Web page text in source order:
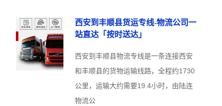
西安到丰顺县货运专线-物流公司一
站直达「按时送达」
西安到丰顺县物流专线是一条连接西安
和丰顺县的货物运输线路，全程约1730
公里，运输大约需要19.4小时，由陆连
物流公